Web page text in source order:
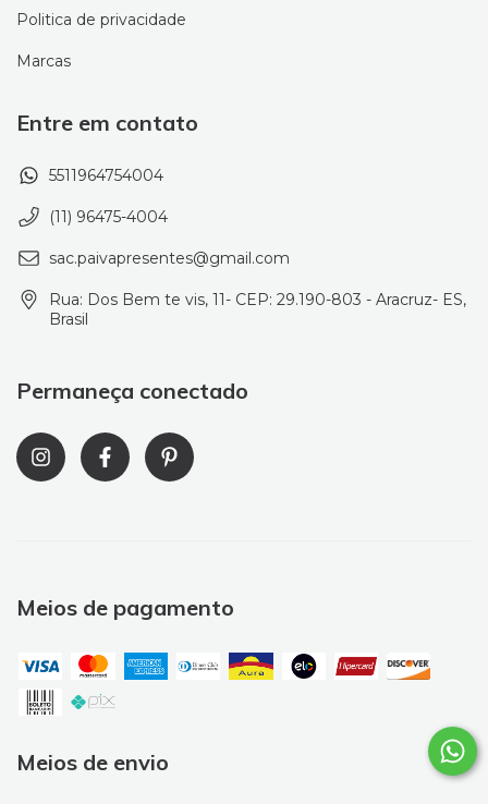
Politica de privacidade
Marcas
Entre em contato
5511964754004
(11) 96475-4004
sac.paivapresentes@gmail.com
Rua: Dos Bem te vis, 11- CEP: 29.190-803 - Aracruz- ES,
Brasil
Permaneça conectado
Meios de pagamento
Meios de envio